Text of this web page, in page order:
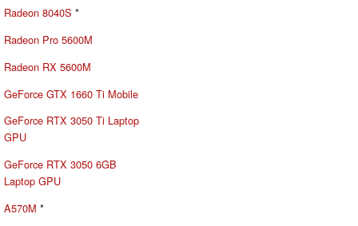
Radeon 8040S *
Radeon Pro 5600M
Radeon RX 5600M
GeForce GTX 1660 Ti Mobile
GeForce RTX 3050 Ti Laptop
GPU
GeForce RTX 3050 6GB
Laptop GPU
A570M *